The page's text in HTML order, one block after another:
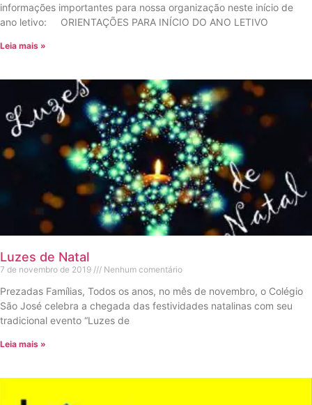
informações importantes para nossa organização neste início de
ano letivo: ORIENTAÇÕES PARA INÍCIO DO ANO LETIVO
Leia mais »
Luzes de Natal
7 de novembro de 2019 Nenhum comentário
Prezadas Famílias, Todos os anos, no mês de novembro, o Colégio
São José celebra a chegada das festividades natalinas com seu
tradicional evento “Luzes de
Leia mais »